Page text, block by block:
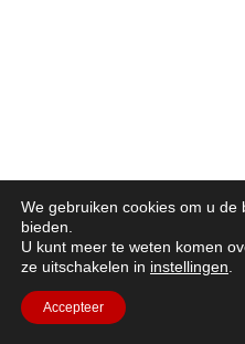
We gebruiken cookies om u
bieden.
U kunt meer te weten komen
ze uitschakelen in instellingen
Accepteer